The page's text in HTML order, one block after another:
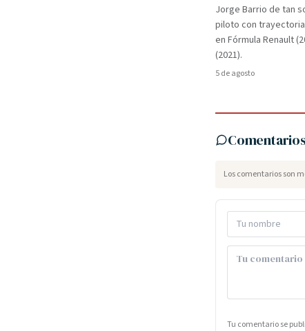
Jorge Barrio de tan
piloto con
en Fórmula Renault
(2021).
5 de agosto
Los comentarios son
Tu comentario se